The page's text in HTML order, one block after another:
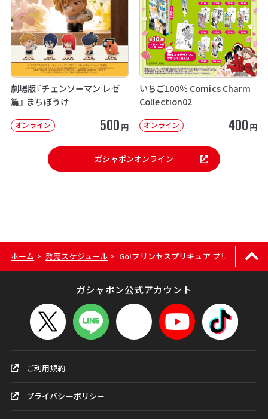
劇場版『チェンソーマン レゼ
篇』 まちぼうけ
オンライン 500 円
いちご100％ Comics Charm
Collection02
オンライン 400 円
ガシャポンオンライン
ホーム > 発売スケジュール > Go!プリンセスプリキュア プリンセスエ
ガシャポン公式アカウント
ご利用規約
プライバシーポリシー